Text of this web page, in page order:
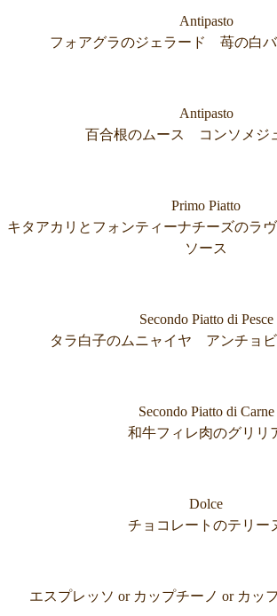
Antipasto
フォアグラのジェラード 苺の白バ
Antipasto
百合根のムース コンソメジ
Primo Piatto
キタアカリとフォンティーナチーズのラ
ソース
Secondo Piatto di Pesce
タラ白子のムニャイヤ アンチョ
Secondo Piatto di Carne
和牛フィレ肉のグリリ
Dolce
チョコレートのテリー
エスプレッソ or カップチーノ or カッ